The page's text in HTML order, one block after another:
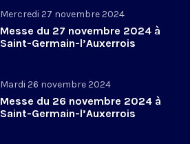
Mercredi 27 novembre 2024
Messe du 27 novembre 2024 à
Saint-Germain-l’Auxerrois
Mardi 26 novembre 2024
Messe du 26 novembre 2024 à
Saint-Germain-l’Auxerrois